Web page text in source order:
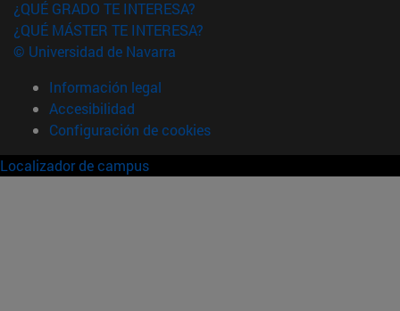
¿QUÉ GRADO TE INTERESA?
¿QUÉ MÁSTER TE INTERESA?
© Universidad de Navarra
Información legal
Accesibilidad
Configuración de cookies
Localizador de campus